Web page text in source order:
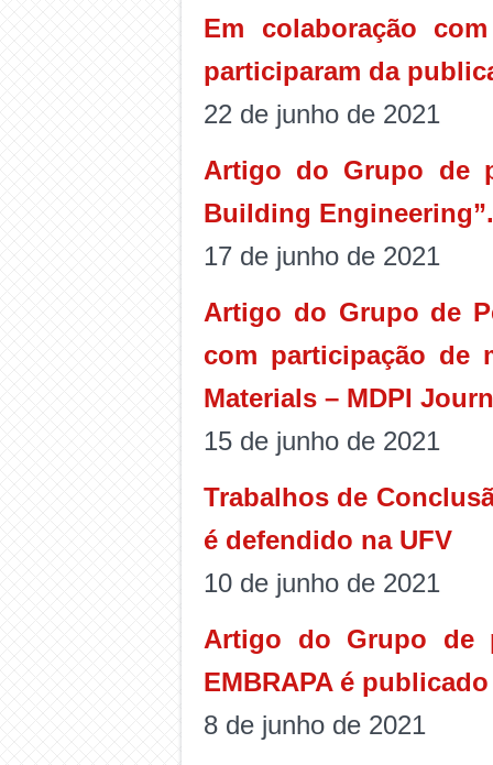
Em colaboração
participaram da
22 de junho de 2021
Artigo do Grupo de
Building Engineering”.
17 de junho de 2021
Artigo do Grupo de
com participação de
Materials – MDPI
15 de junho de 2021
Trabalhos de
é defendido na UFV
10 de junho de 2021
Artigo do Grupo de
EMBRAPA é
8 de junho de 2021